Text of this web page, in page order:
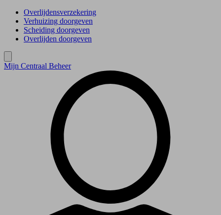
Overlijdensverzekering
Verhuizing doorgeven
Scheiding doorgeven
Overlijden doorgeven
Mijn Centraal Beheer